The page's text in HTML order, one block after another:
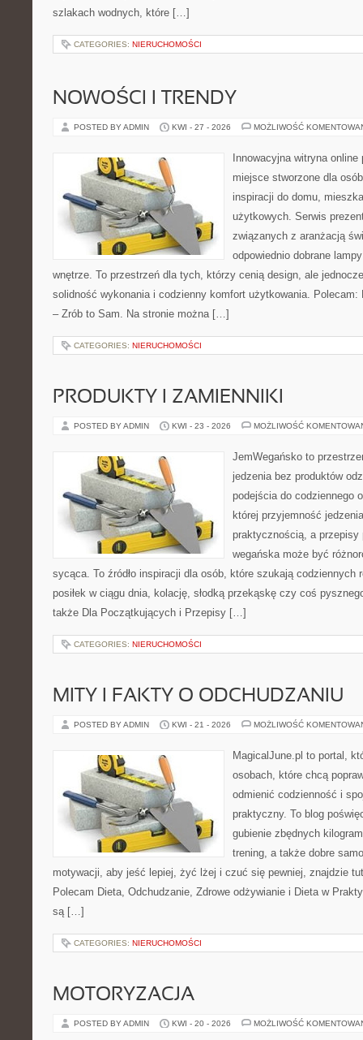
szlakach wodnych, które […]
CATEGORIES: NIERUCHOMOŚCI
NOWOŚCI I TRENDY
POSTED BY ADMIN KWI - 27 - 2026 MOŻLIWOŚĆ
Innowacyjna witryna
miejsce stworzone dla
inspiracji do domu,
użytkowych. Serwis
związanych z aranżacją
odpowiednio dobrane
wnętrze. To przestrzeń dla tych, którzy cenią design, ale
solidność wykonania i codzienny komfort użytkowania. Polecam:
– Zrób to Sam. Na stronie można […]
CATEGORIES: NIERUCHOMOŚCI
PRODUKTY I ZAMIENNIKI
POSTED BY ADMIN KWI - 23 - 2026 MOŻLIWOŚĆ
JemWegańsko to
jedzenia bez produktów
podejścia do codziennego
której przyjemność
praktycznością, a przepisy
wegańska może być
sycąca. To źródło inspiracji dla osób, które szukają codziennych
posiłek w ciągu dnia, kolację, słodką przekąskę czy coś
także Dla Początkujących i Przepisy […]
CATEGORIES: NIERUCHOMOŚCI
MITY I FAKTY O ODCHUDZANIU
POSTED BY ADMIN KWI - 21 - 2026 MOŻLIWOŚĆ
MagicalJune.pl to portal,
osobach, które chcą
odmienić codzienność i
praktyczny. To blog
gubienie zbędnych
trening, a także dobre
motywacji, aby jeść lepiej, żyć lżej i czuć się pewniej, znajdzie
Polecam Dieta, Odchudzanie, Zdrowe odżywianie i Dieta w
są […]
CATEGORIES: NIERUCHOMOŚCI
MOTORYZACJA
POSTED BY ADMIN KWI - 20 - 2026 MOŻLIWOŚĆ